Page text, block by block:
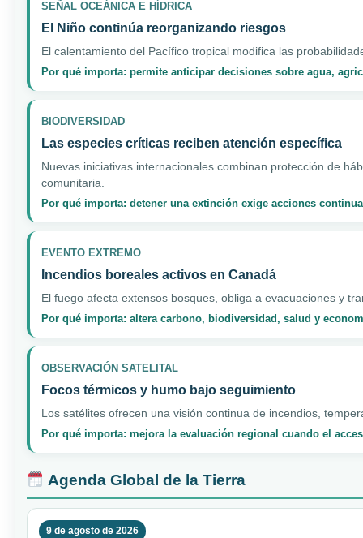
SEÑAL OCEÁNICA E HÍDRICA
El Niño continúa reorganizando riesgos
El calentamiento del Pacífico tropical modifica las
Por qué importa: permite anticipar decisiones sobre agua,
BIODIVERSIDAD
Las especies críticas reciben atención específica
Nuevas iniciativas internacionales combinan protección de
comunitaria.
Por qué importa: detener una extinción exige acciones
EVENTO EXTREMO
Incendios boreales activos en Canadá
El fuego afecta extensos bosques, obliga a evacuaciones y
Por qué importa: altera carbono, biodiversidad, salud y
OBSERVACIÓN SATELITAL
Focos térmicos y humo bajo seguimiento
Los satélites ofrecen una visión continua de incendios,
Por qué importa: mejora la evaluación regional cuando el
Agenda Global de la Tierra
9 de agosto de 2026